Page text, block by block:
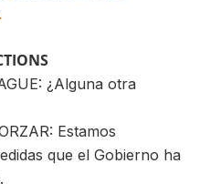
¿Alguna otra
Estamos
que el Gobierno ha